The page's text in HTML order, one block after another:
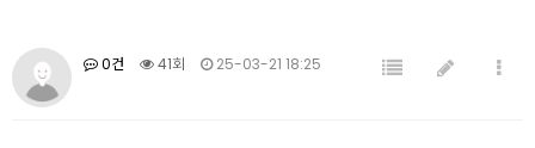
0건 41회 25-03-21 18:25